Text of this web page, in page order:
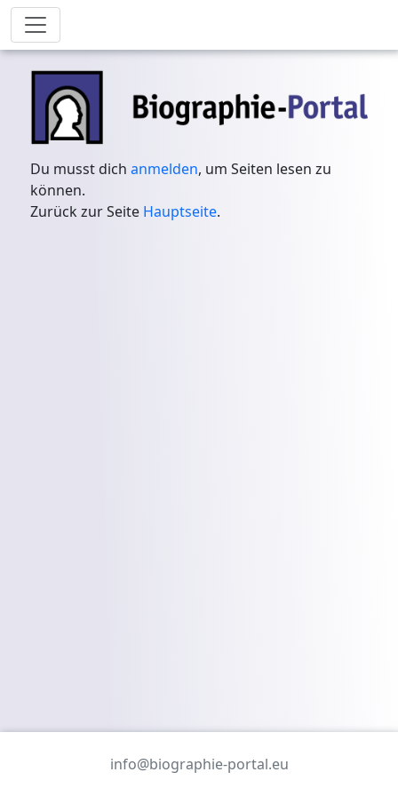
Du musst dichanmelden, um Seiten lesen zu
können.
Zurück zur Seite Hauptseite.
info@biographie-portal.eu